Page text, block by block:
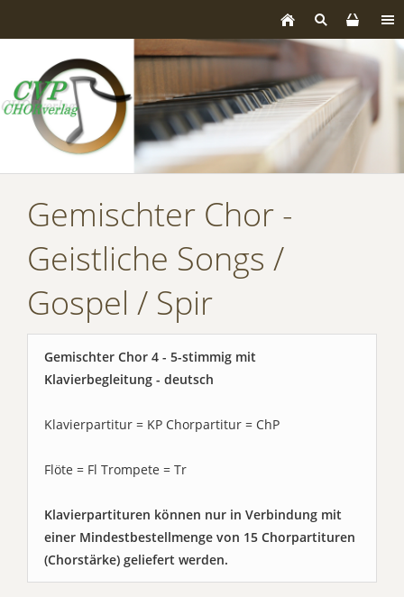
Gemischter Chor -
Geistliche Songs /
Gospel / Spir
Gemischter Chor 4 - 5-stimmig mit
Klavierbegleitung - deutsch
Klavierpartitur = KP Chorpartitur = ChP
Flöte = Fl Trompete = Tr
Klavierpartituren können nur in Verbindung mit
einer Mindestbestellmenge von 15 Chorpartituren
(Chorstärke) geliefert werden.